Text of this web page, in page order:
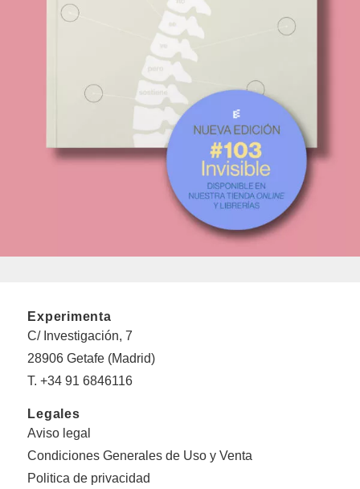
Experimenta
C/ Investigación, 7
28906 Getafe (Madrid)
T. +34 91 6846116
Legales
Aviso legal
Condiciones Generales de Uso y Venta
Politica de privacidad